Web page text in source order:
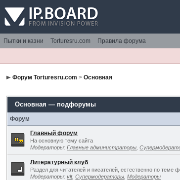
Пытки и казни Torturesru.com Правила форума
Форум Torturesru.com >Основная
Основная — подфорумы
Форум
Главный форум
На основную тему сайта
Модераторы:Главные администраторы ,
Литературный клуб
Раздел для читателей и писателей, естественно по теме
Модераторы:vlt,Супермодераторы ,Модераторы